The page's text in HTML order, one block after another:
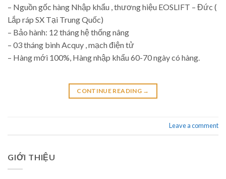
– Nguồn gốc hàng Nhập khẩu , thương hiệu EOSLIFT – Đức (
Lắp ráp SX Tại Trung Quốc)
– Bảo hành: 12 tháng hệ thống nâng
– 03 tháng bình Acquy , mạch điện tử
– Hàng mới 100%, Hàng nhập khẩu 60-70 ngày có hàng.
CONTINUE READING →
Leave a comment
GIỚI THIỆU